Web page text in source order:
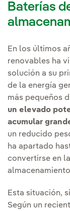
Baterías
En los últimos
renovables ha
solución a su
de la energía
más pequeños
un elevado
acumular
un reducido
ha apartado
convertirse en
Esta situación,
Según un